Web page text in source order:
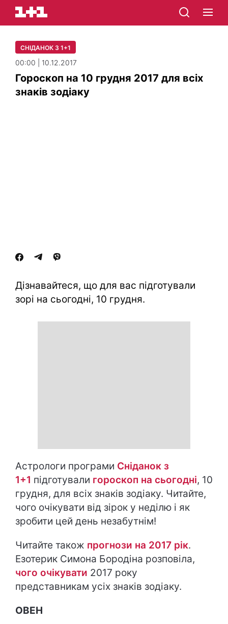
СНІДАНОК З 1+1
00:00 | 10.12.2017
Гороскоп на 10 грудня 2017 для всіх
знаків зодіаку
Дізнавайтеся, що для вас підготували
зорі на сьогодні, 10 грудня.
Астрологи програми Сніданок з
1+1 підготували гороскоп на cьогодні, 10
грудня, для всіх знаків зодіаку. Читайте,
чого очікувати від зірок у неділю і як
зробити цей день незабутнім!
Читайте також прогнози на 2017 рік.
Езотерик Симона Бородіна розповіла,
чого очікувати 2017 року
представникам усіх знаків зодіаку.
ОВЕН